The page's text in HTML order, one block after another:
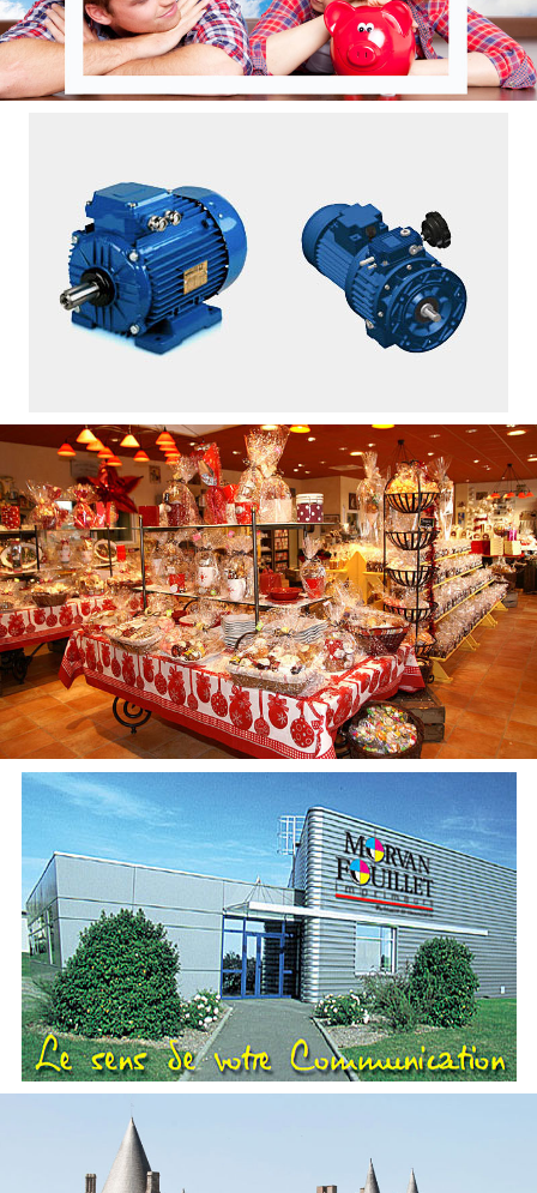
Olivier Juguet – Courtage Prêts
JET – Moteurs électriques et motoréducteurs
Les Délices de Marie – Biscuiterie Artisanale